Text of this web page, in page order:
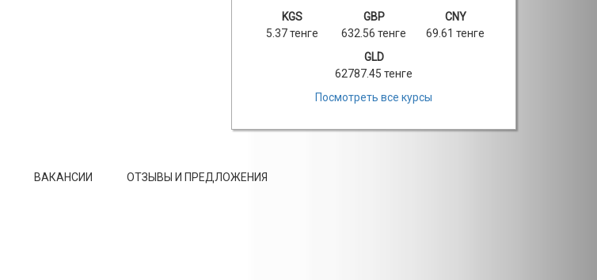
KGS
5.37 тенге
GBP
632.56 тенге
CNY
69.61 тенге
GLD
62787.45 тенге
Посмотреть все курсы
ВАКАНСИИ ОТЗЫВЫ И ПРЕДЛОЖЕНИЯ